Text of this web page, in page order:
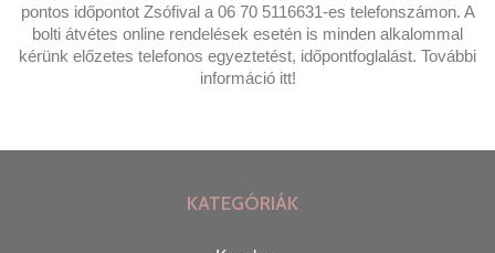
pontos időpontot Zsófival a 06 70 5116631-es telefonszámon. A
bolti átvétes online rendelések esetén is minden alkalommal
kérünk előzetes telefonos egyeztetést, időpontfoglalást. További
információ itt!
KATEGÓRIÁK